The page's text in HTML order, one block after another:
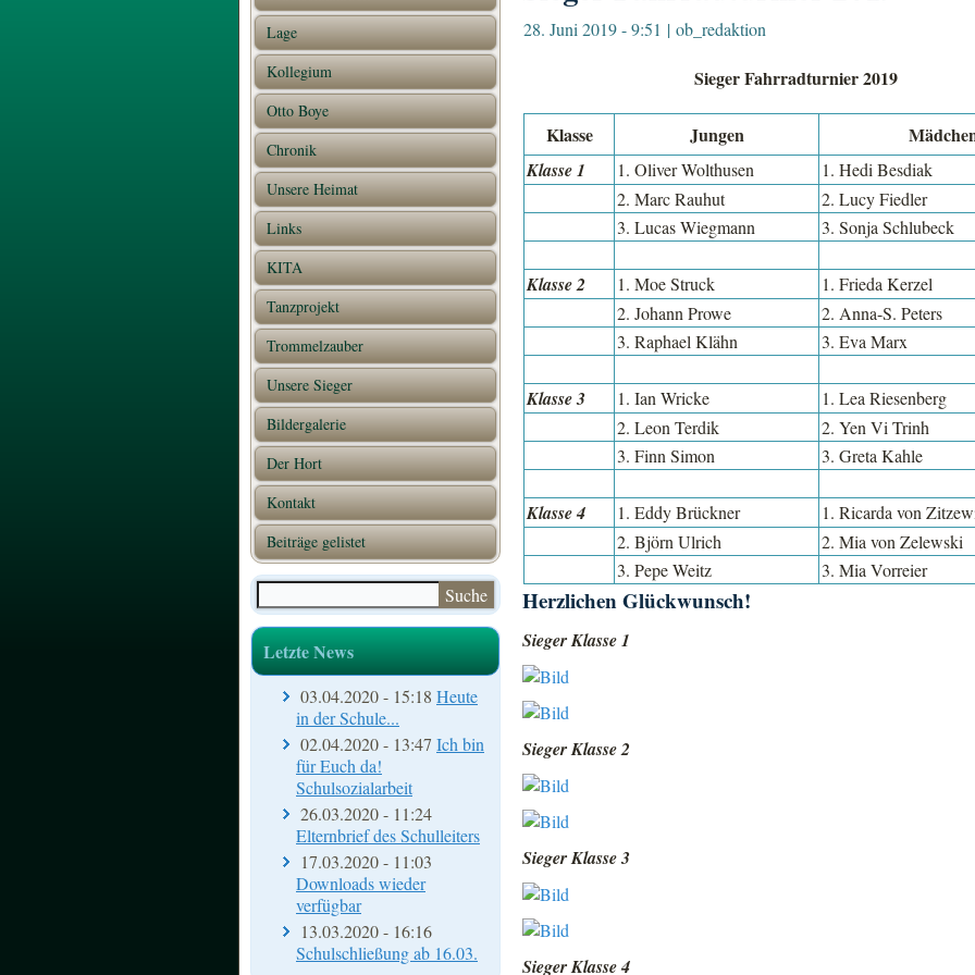
Lage
Kollegium
Otto Boye
Chronik
Unsere Heimat
Links
KITA
Tanzprojekt
Trommelzauber
Unsere Sieger
Bildergalerie
Der Hort
Kontakt
Beiträge gelistet
Suchformular
Suche
Letzte News
03.04.2020 - 15:18 Heute
in der Schule...
02.04.2020 - 13:47 Ich bin
für Euch da!
Schulsozialarbeit
26.03.2020 - 11:24
Elternbrief des Schulleiters
17.03.2020 - 11:03
Downloads wieder
verfügbar
13.03.2020 - 16:16
Schulschließung ab 16.03.
28. Juni 2019 - 9:51 | ob_redaktion
Sieger Fahrradturnier 2019
Klasse Jungen
Klasse 1 1. Oliver Wolthusen
1. Hedi Besdiak
2. Marc Rauhut
2. Lucy Fiedler
3. Lucas Wiegmann
3. Sonja Schlubeck
Klasse 2 1. Moe Struck
1. Frieda Kerzel
2. Johann Prowe
2. Anna-S. Peters
3. Raphael Klähn
3. Eva Marx
Klasse 3 1. Ian Wricke
1. Lea Riesenberg
2. Leon Terdik
2. Yen Vi Trinh
3. Finn Simon
3. Greta Kahle
Klasse 4 1. Eddy Brückner
1. Ricarda von
2. Björn Ulrich
2. Mia von Zelewski
3. Pepe Weitz
3. Mia Vorreier
Herzlichen Glückwunsch!
Sieger Klasse 1
Sieger Klasse 2
Sieger Klasse 3
Sieger Klasse 4